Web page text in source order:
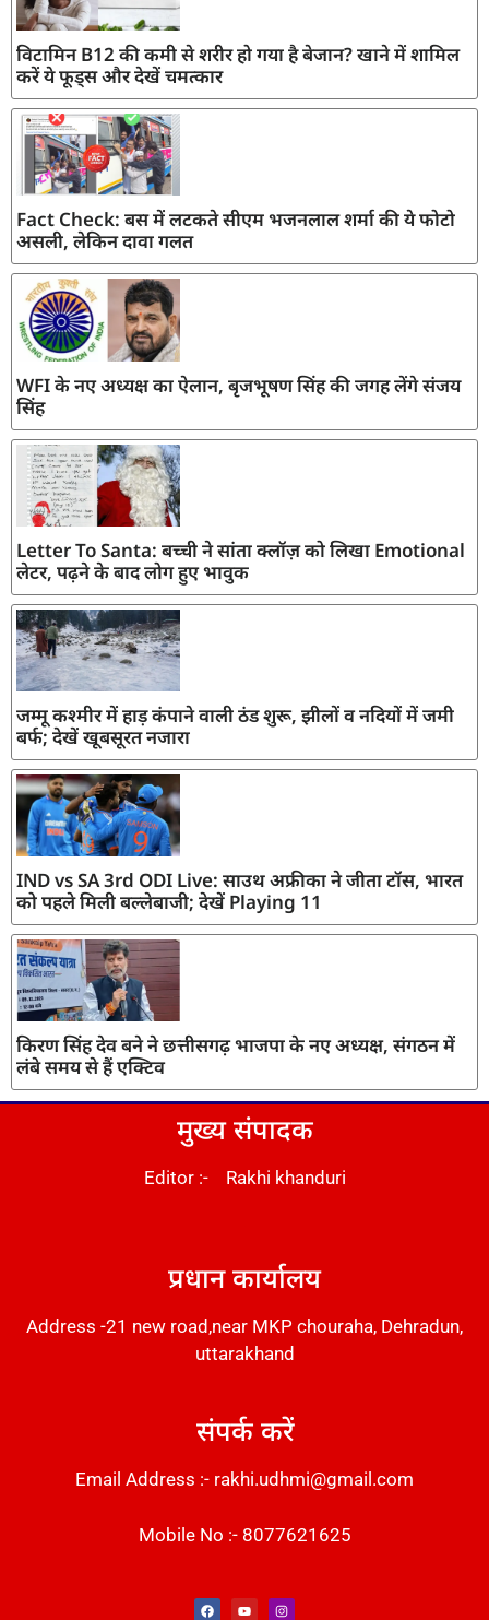
विटामिन B12 की कमी से शरीर हो गया है बेजान? खाने में शामिल
करें ये फूड्स और देखें चमत्कार
Fact Check: बस में लटकते सीएम भजनलाल शर्मा की ये फोटो
असली, लेकिन दावा गलत
WFI के नए अध्यक्ष का ऐलान, बृजभूषण सिंह की जगह लेंगे संजय
सिंह
Letter To Santa: बच्ची ने सांता क्लॉज़ को लिखा Emotional
लेटर, पढ़ने के बाद लोग हुए भावुक
जम्मू कश्मीर में हाड़ कंपाने वाली ठंड शुरू, झीलों व नदियों में जमी
बर्फ; देखें खूबसूरत नजारा
IND vs SA 3rd ODI Live: साउथ अफ्रीका ने जीता टॉस, भारत
को पहले मिली बल्लेबाजी; देखें Playing 11
किरण सिंह देव बने ने छत्तीसगढ़ भाजपा के नए अध्यक्ष, संगठन में
लंबे समय से हैं एक्टिव
मुख्य संपादक
Editor :- Rakhi khanduri
प्रधान कार्यालय
Address -21 new road,near MKP chouraha, Dehradun,
uttarakhand
संपर्क करें
Email Address :- rakhi.udhmi@gmail.com
Mobile No :- 8077621625